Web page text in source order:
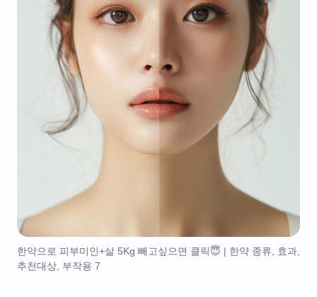
한약으로 피부미인+살 5Kg 빼고싶으면 클릭😇 | 한약 종류, 효과,
추천대상, 부작용 7